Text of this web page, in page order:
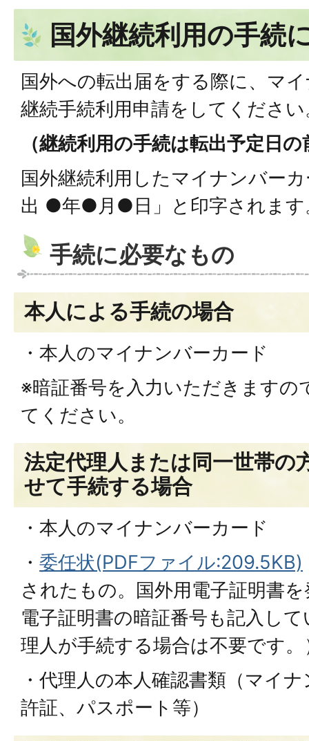
国外継続利用の手続
国外への転出届をする際に、マ
継続手続利用申請をしてください
（継続利用の手続は転出予定日
国外継続利用したマイナンバー
出 ●年●月●日」と印字されます
手続に必要なもの
本人による手続の場合
・本人のマイナンバーカード
※暗証番号を入力いただきますの
てください。
法定代理人または同一世帯の
せて手続する場合
・本人のマイナンバーカード
・ 委任状(PDFファイル:209.5KB)
されたもの。国外用電子証明書
電子証明書の暗証番号も記入し
理人が手続する場合は不要です。
・代理人の本人確認書類（マイ
許証、パスポート等）